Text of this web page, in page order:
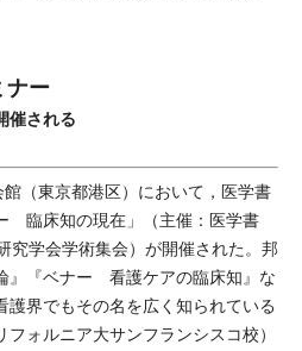
ナー
催される
（東京都港区）において，医学書
臨床知の現在」（主催：医学書
究学会学術集会）が開催された。邦
』『ベナー 看護ケアの臨床知』な
護界でもその名を広く知られている
ォルニア大サンフランシスコ校）